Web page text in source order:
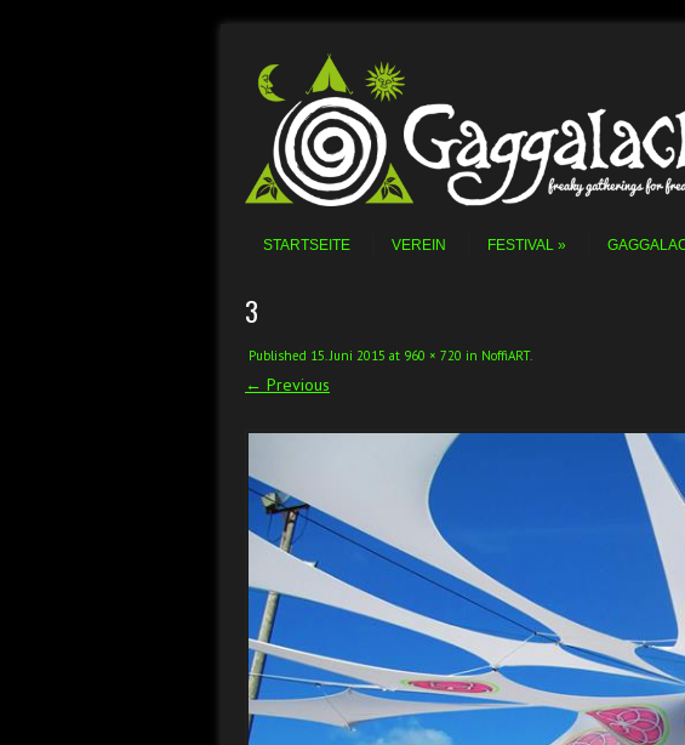
Menu
STARTSEITE
VEREIN FESTIVAL
3
Published 15. Juni 2015 at 960 × 720 in NoffiART.
← Previous